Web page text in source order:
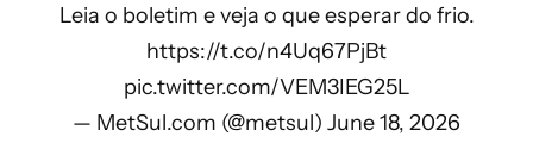
Leia o boletim e veja o que esperar do frio.
https://t.co/n4Uq67PjBt
pic.twitter.com/VEM3IEG25L
— MetSul.com (@metsul) June 18, 2026